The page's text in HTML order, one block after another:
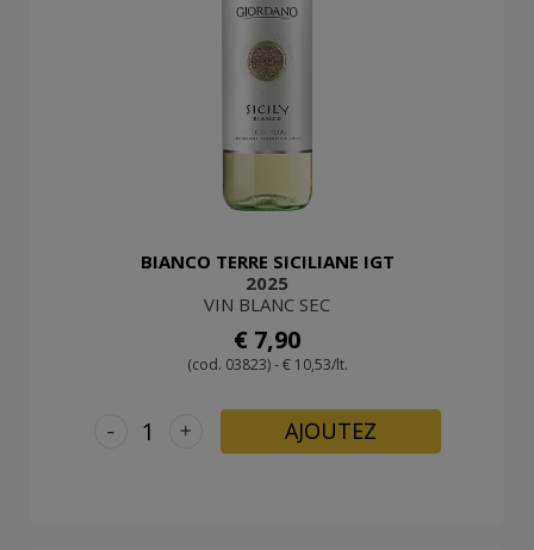
BIANCO TERRE SICILIANE IGT
2025
VIN BLANC SEC
€ 7,90
(cod. 03823) - € 10,53/lt.
+
- AJOUTEZ